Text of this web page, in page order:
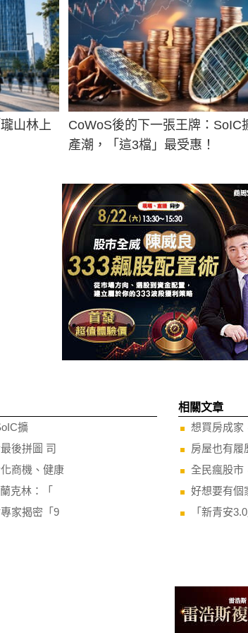
山林上
CoWoS後的下一張王牌：SoIC
產潮，「這3檔」最受惠！
擴
後拼圖 司
商機、健康
克林：「
家揭密「9
相關文章
想買房成家
房屋也有履
全民瘋股市
好想要有個
「新青安